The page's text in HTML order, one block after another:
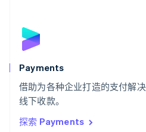
Payments
借助为各种企业打造的支付解
线下收款。
探索 Payments
English
斯洛文尼亚
泰国
ไทยEnglish
希腊
English
西班牙